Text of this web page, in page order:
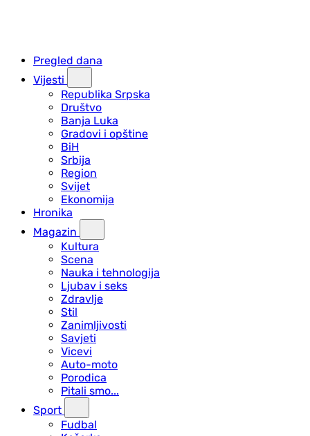
Pregled dana
Vijesti
Republika Srpska
Društvo
Banja Luka
Gradovi i opštine
BiH
Srbija
Region
Svijet
Ekonomija
Hronika
Magazin
Kultura
Scena
Nauka i tehnologija
Ljubav i seks
Zdravlje
Stil
Zanimljivosti
Savjeti
Vicevi
Auto-moto
Porodica
Pitali smo...
Sport
Fudbal